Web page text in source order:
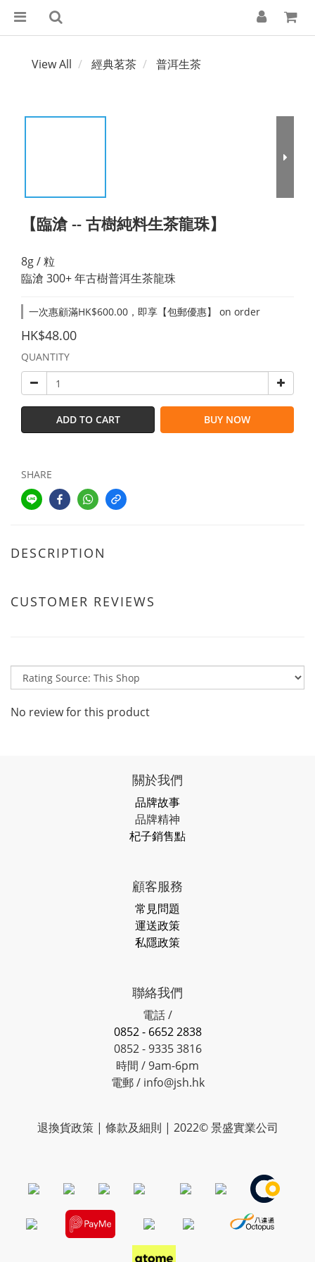
View All 經典茗茶 普洱生茶
【臨滄 -- 古樹純料生茶龍珠】
8g / 粒
臨滄 300+ 年古樹普洱生茶龍珠
一次惠顧滿HK$600.00，即享【包郵優惠】 on order
HK$48.00
QUANTITY
ADD TO CART BUY NOW
SHARE
DESCRIPTION
CUSTOMER REVIEWS
No review for this product
關於我們
品牌故事
品牌精神
杞子銷售點
顧客服務
常見問題
運送政策
私隱政策
聯絡我們
電話 /
0852 - 6652 2838
0852 - 9335 3816
時間 / 9am-6pm
電郵 / info@jsh.hk
退換貨政策 | 條款及細則 | 2022© 景盛實業公司